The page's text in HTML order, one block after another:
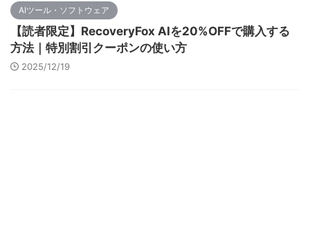
AIツール・ソフトウェア
【読者限定】RecoveryFox AIを20%OFFで購入する
方法｜特別割引クーポンの使い方
2025/12/19